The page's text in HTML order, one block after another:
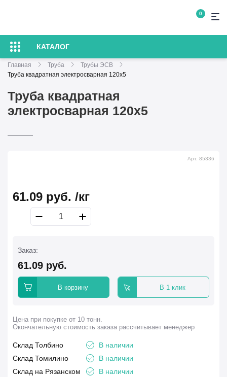
0
КАТАЛОГ
Главная Труба
Трубы ЭСВ
Труба квадратная электросварная 120х5
Труба квадратная
электросварная 120х5
Арт. 85336
61.09 руб. /кг
Заказ:
61.09 руб.
В корзину В 1 клик
Цена при покупке от 10 тонн.
Окончательную стоимость заказа рассчитывает менеджер
Склад Толбино
В наличии
Склад Томилино
В наличии
Склад на Рязанском
В наличии